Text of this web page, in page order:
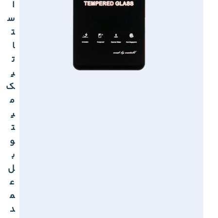
ا
س
ت
ا
ت
ی
ک
م
ی
ت
و
ب
ل
ع
م
د